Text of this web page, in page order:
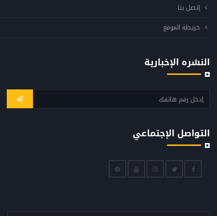
إتصل بنا
خريطة الموقع
النشره الإخبارية
التواصل الإجتماعي